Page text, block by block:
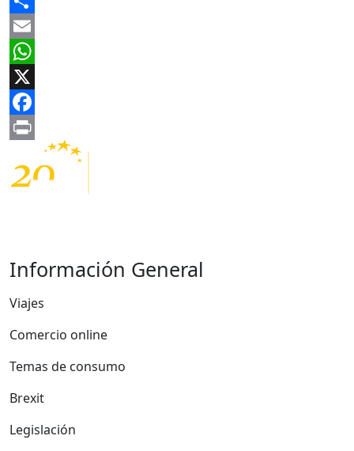
Share
Email
WhatsApp
X
Facebook
Información General
Viajes
Comercio online
Temas de consumo
Brexit
Legislación